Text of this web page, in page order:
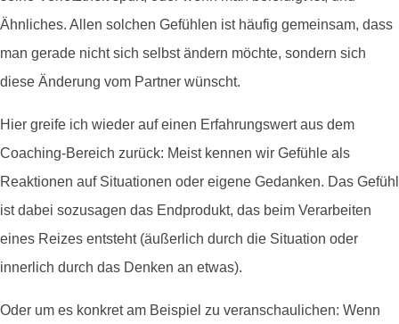
Ähnliches. Allen solchen Gefühlen ist häufig gemeinsam, dass
man gerade nicht sich selbst ändern möchte, sondern sich
diese Änderung vom Partner wünscht.
Hier greife ich wieder auf einen Erfahrungswert aus dem
Coaching-Bereich zurück: Meist kennen wir Gefühle als
Reaktionen auf Situationen oder eigene Gedanken. Das Gefühl
ist dabei sozusagen das Endprodukt, das beim Verarbeiten
eines Reizes entsteht (äußerlich durch die Situation oder
innerlich durch das Denken an etwas).
Oder um es konkret am Beispiel zu veranschaulichen: Wenn